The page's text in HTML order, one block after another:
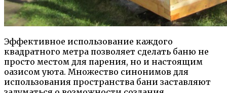
Эффективное использование каждого
квадратного метра позволяет сделать баню не
просто местом для парения, но и настоящим
оазисом уюта. Множество синонимов для
использования пространства бани заставляют